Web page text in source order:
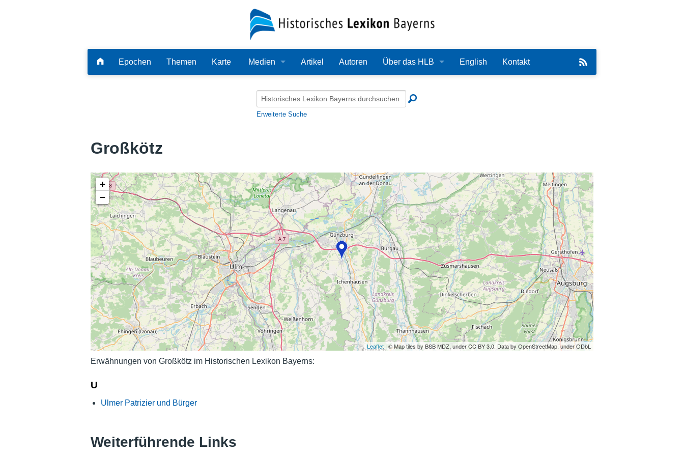
Epochen Themen Karte Medien
Audio
Alle Dateien
Artikel Autoren Über das HLB
Redaktion
Bearbeitungsstand
Zehn Jahre HLB
Häufige Fragen
Nutzungshinweise
English Kontakt
Erweiterte Suche
Großkötz
+
−
Leaflet | © Map tiles by BSB MDZ, under CC BY 3.0. Data by OpenStreetMap, under ODbL
Erwähnungen von Großkötz im Historischen Lexikon Bayerns:
U
Ulmer Patrizier und Bürger
Weiterführende Links